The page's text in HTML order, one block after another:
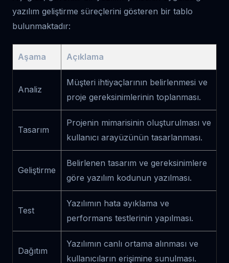
yazılım geliştirme süreçlerini gösteren bir tablo
bulunmaktadır:
Aşama Açıklama
Analiz
Müşteri ihtiyaçlarının belirlenmesi ve
proje gereksinimlerinin toplanması.
Tasarım
Projenin mimarisinin oluşturulması ve
kullanıcı arayüzünün tasarlanması.
Geliştirme
Belirlenen tasarım ve gereksinimlere
göre yazılım kodunun yazılması.
Test
Yazılımın hata ayıklama ve
performans testlerinin yapılması.
Dağıtım
Yazılımın canlı ortama alınması ve
kullanıcıların erişimine sunulması.